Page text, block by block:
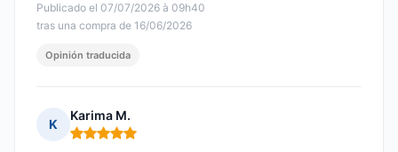
Publicado el 07/07/2026 à 09h40
tras una compra de 16/06/2026
Opinión traducida
K
Karima M.
Nota: 5 de 5